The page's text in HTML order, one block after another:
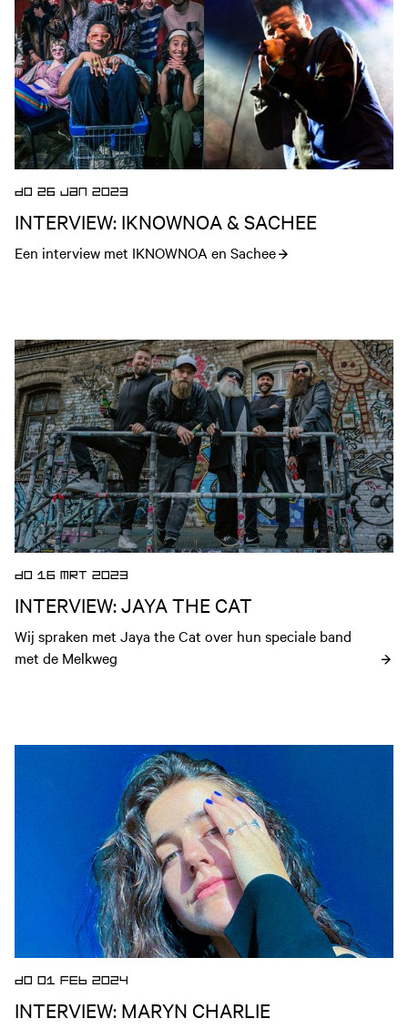
DO 26 JAN 2023
INTERVIEW: IKNOWNOA & SACHEE
Een interview met IKNOWNOA en Sachee
Open nieuws artikel
DO 16 MRT 2023
INTERVIEW: JAYA THE CAT
Wij spraken met Jaya the Cat over hun speciale band
met de Melkweg
Open nieuws artikel
DO 01 FEB 2024
INTERVIEW: MARYN CHARLIE